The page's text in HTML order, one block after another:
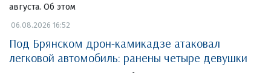
августа. Об этом
06.08.2026 16:52
Под Брянском дрон-камикадзе атаковал
легковой автомобиль: ранены четыре девушки